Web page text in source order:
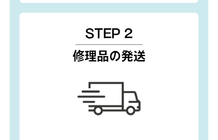
STEP 2
修理品の発送